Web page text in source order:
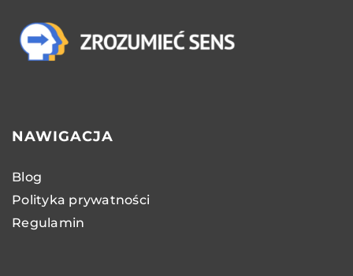
NAWIGACJA
Blog
Polityka prywatności
Regulamin